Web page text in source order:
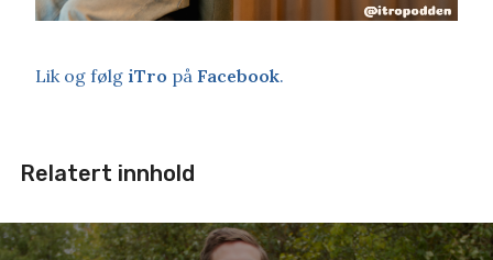
Lik og følg iTro på Facebook.
Relatert innhold